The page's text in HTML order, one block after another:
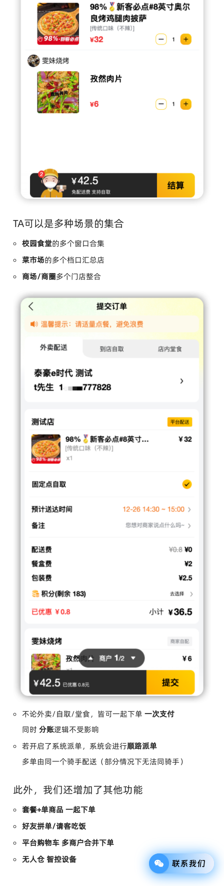
TA可以是多种场景的集合
校园食堂的多个窗口合集
菜市场的多个档口汇总店
商场/商圈多个门店整合
不论外卖/自取/堂食，皆可一起下单 一次支付
同时分账逻辑不受影响
若开启了系统派单，系统会进行顺路派单
多单由同一个骑手配送（部分情况下无法同骑手）
此外，我们还增加了其他功能
套餐+单商品 一起下单
好友拼单/请客吃饭
平台购物车 多商户合并下单
无人仓 智控设备
联系我们